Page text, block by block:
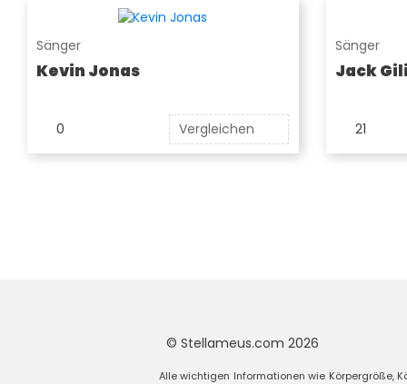
Sänger
Kevin Jonas
0 Vergleichen
Sänger
Jack
21
© Stellameus.com 2026
Alle wichtigen Informationen wie Körpergröße,